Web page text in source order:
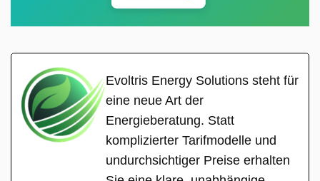
Evoltris Energy Solutions steht für
eine neue Art der
Energieberatung. Statt
komplizierter Tarifmodelle und
undurchsichtiger Preise erhalten